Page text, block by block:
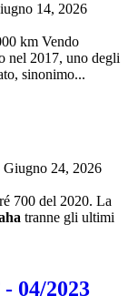
14, 2026
km Vendo
2017, uno degli
sinonimo...
Giugno 24, 2026
700 del 2020. La
tranne gli ultimi
04/2023